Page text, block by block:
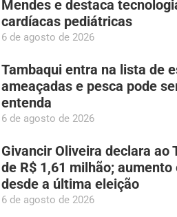
Mendes e destaca
cardíacas pediátricas
6 de agosto de 2026
Tambaqui entra na lista de
ameaçadas e pesca pode
entenda
6 de agosto de 2026
Givancir Oliveira declara ao
de R$ 1,61 milhão; aumento
desde a última eleição
6 de agosto de 2026